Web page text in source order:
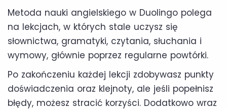
Metoda nauki angielskiego w Duolingo polega
na lekcjach, w których stale uczysz się
słownictwa, gramatyki, czytania, słuchania i
wymowy, głównie poprzez regularne powtórki.
Po zakończeniu każdej lekcji zdobywasz punkty
doświadczenia oraz klejnoty, ale jeśli popełnisz
błędy, możesz stracić korzyści. Dodatkowo wraz